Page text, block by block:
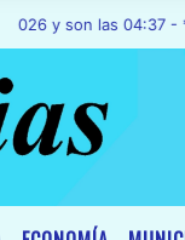
las 04:37 - ** La